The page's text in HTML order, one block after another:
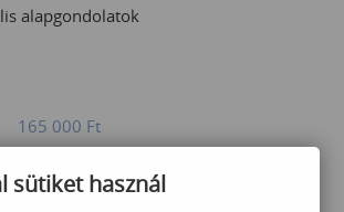
alapgondolatok
165 000 Ft
sütiket használ